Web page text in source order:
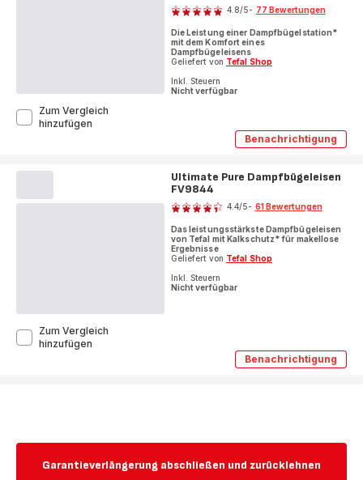
Benachrichtigung
Ultimate
4.8/5- 77 Bewertungen
Die Leistung einer Dampfbügelstation*
mit dem Komfort eines
Dampfbügeleisens
Geliefert von Tefal Shop
Inkl. Steuern
Nicht verfügbar
Zum Vergleich
hinzufügen
Benachrichtigung
Ultimate
Ultimate Pure Dampfbügeleisen
FV9844
Bewertung
4.4/5- 61 Bewertungen
Das leistungsstärkste Dampfbügeleisen
von Tefal mit Kalkschutz* für makellose
Ergebnisse
Geliefert von Tefal Shop
Inkl. Steuern
Nicht verfügbar
Zum Vergleich
hinzufügen
Garantieverlängerung abschließen und zurücklehnen